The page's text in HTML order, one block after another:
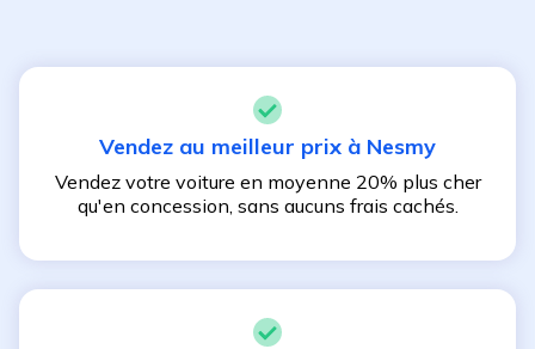
Vendez au meilleur prix à Nesmy
Vendez votre voiture en moyenne 20% plus cher
qu'en concession, sans aucuns frais cachés.